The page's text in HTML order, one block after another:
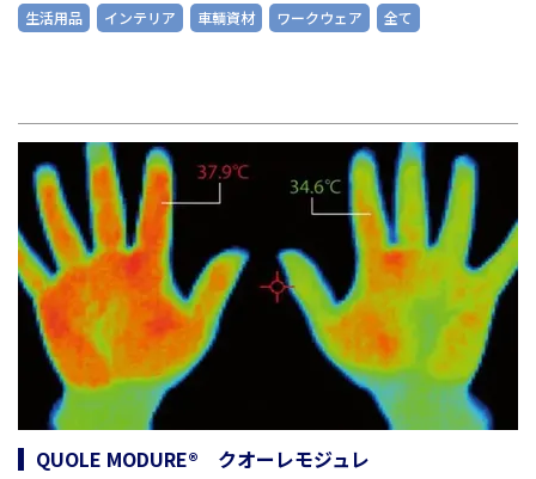
生活用品 インテリア 車輌資材 ワークウェア 全て
QUOLE MODURE® クオーレモジュレ